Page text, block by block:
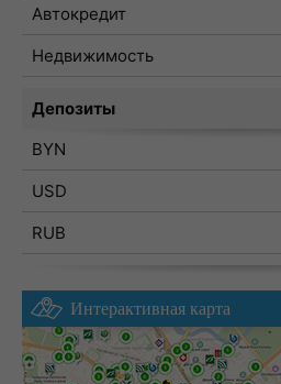
Автокредит
Недвижимость
Депозиты
BYN
USD
RUB
Интерактивная карта